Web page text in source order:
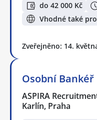
do 42 000 Kč
Vhodné také
Zveřejněno: 14.
Osobní Bankéř
ASPIRA
Karlín, Praha